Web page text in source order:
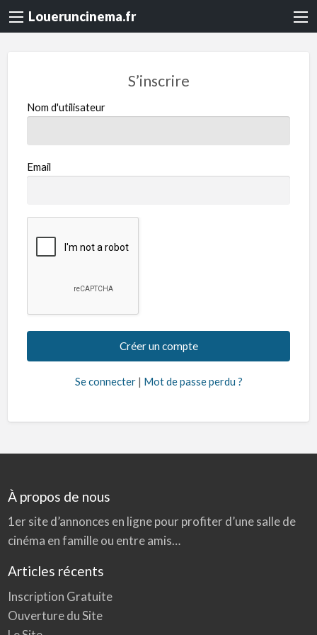
Loueruncinema.fr
S’inscrire
Nom d'utilisateur
Email
Se connecter| Mot de passe perdu ?
À propos de nous
1er site d’annonces en ligne pour profiter d’une salle de
cinéma en famille ou entre amis…
Articles récents
Inscription Gratuite
Ouverture du Site